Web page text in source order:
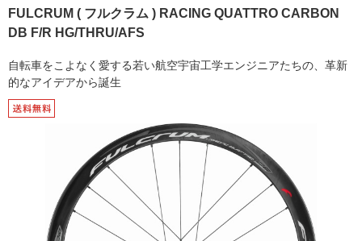
FULCRUM ( フルクラム ) RACING QUATTRO CARBON
DB F/R HG/THRU/AFS
自転車をこよなく愛する若い航空宇宙工学エンジニアたちの、革新
的なアイデアから誕生